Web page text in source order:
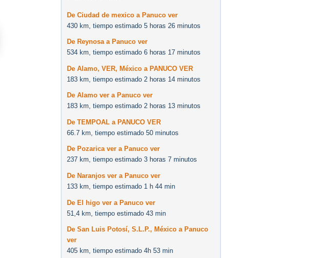
De Ciudad de mexico a Panuco ver
430 km, tiempo estimado 5 horas 26 minutos
De Reynosa a Panuco ver
534 km, tiempo estimado 6 horas 17 minutos
De Alamo, VER, México a PANUCO VER
183 km, tiempo estimado 2 horas 14 minutos
De Alamo ver a Panuco ver
183 km, tiempo estimado 2 horas 13 minutos
De TEMPOAL a PANUCO VER
66.7 km, tiempo estimado 50 minutos
De Pozarica ver a Panuco ver
237 km, tiempo estimado 3 horas 7 minutos
De Naranjos ver a Panuco ver
133 km, tiempo estimado 1 h 44 min
De El higo ver a Panuco ver
51,4 km, tiempo estimado 43 min
De San Luis Potosí, S.L.P., México a Panuco
ver
405 km, tiempo estimado 4h 53 min